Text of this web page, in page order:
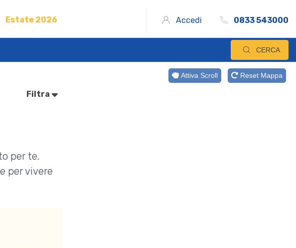
Estate 2026 Accedi 0833 543000
CERCA
Filtra
per te.
per vivere
Attiva Scroll Reset Mappa